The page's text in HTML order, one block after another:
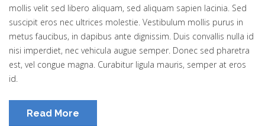
mollis velit sed libero aliquam, sed aliquam sapien lacinia. Sed
suscipit eros nec ultrices molestie. Vestibulum mollis purus in
metus faucibus, in dapibus ante dignissim. Duis convallis nulla id
nisi imperdiet, nec vehicula augue semper. Donec sed pharetra
est, vel congue magna. Curabitur ligula mauris, semper at eros
id.
Read More